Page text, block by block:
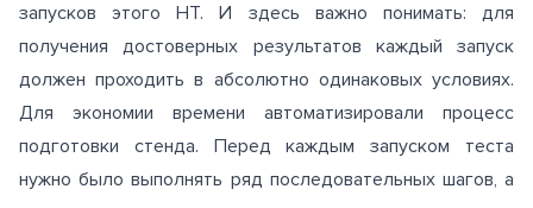
запусков этого НТ. И здесь важно понимать: для
получения достоверных результатов каждый запуск
должен проходить в абсолютно одинаковых условиях.
Для экономии времени автоматизировали процесс
подготовки стенда. Перед каждым запуском теста
нужно было выполнять ряд последовательных шагов, а